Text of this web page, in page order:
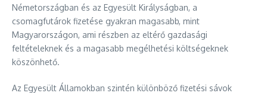
Németországban és az Egyesült Királyságban, a
csomagfutárok fizetése gyakran magasabb, mint
Magyarországon, ami részben az eltérő gazdasági
feltételeknek és a magasabb megélhetési költségeknek
köszönhető.
Az Egyesült Államokban szintén különböző fizetési sávok